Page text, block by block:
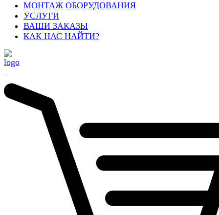
МОНТАЖ ОБОРУДОВАНИЯ
УСЛУГИ
ВАШИ ЗАКАЗЫ
КАК НАС НАЙТИ?